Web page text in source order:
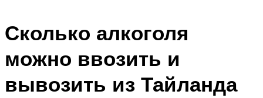
Сколько алкоголя
можно ввозить и
вывозить из Тайланда